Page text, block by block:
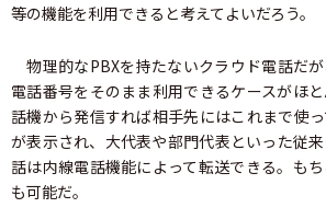
等の機能を利用できると考えてよいだろう。
物理的なPBXを持たないクラウド電話だ
電話番号をそのまま利用できるケースがほ
話機から発信すれば相手先にはこれまで使
が表示され、大代表や部門代表といった従
話は内線電話機能によって転送できる。も
も可能だ。